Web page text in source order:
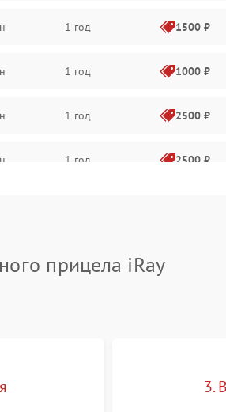
1 год 1500 ₽
1 год 1000 ₽
1 год 2500 ₽
1 год 2500 ₽
прицела iRay
3.